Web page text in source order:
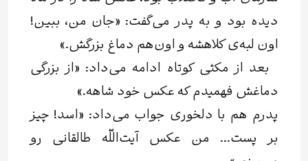
‌دیده بود و به پدر می‌گفت: «جان من، ببین!
اون لبه‌ی کلاهشه و اون‌هم دماغ بزرگش.»
بعد از مکثی کوتاه ادامه می‌داد: «از بزرگی
دماغش فهمیدم که عکس خود شاهه.»
پدرم هم با دلخوری جواب می‌داد: «اسد! چیز
بر پست... من عکس آیت‌اللّه طالقانی رو